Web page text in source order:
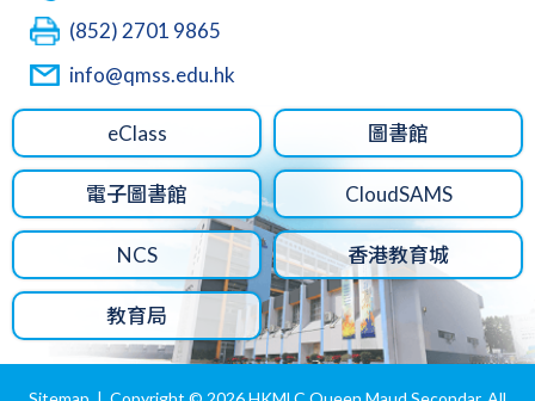
(852) 2701 9865
info@qmss.edu.hk
eClass 圖書館
電子圖書館 CloudSAMS
NCS 香港教育城
教育局